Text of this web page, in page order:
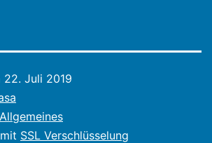
22. Juli 2019
Allgemeines
SSL Verschlüsselung